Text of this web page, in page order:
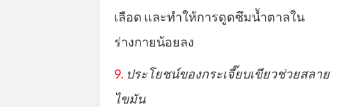
เลือด และทำให้การดูดซึมน้ำตาลใน
ร่างกายน้อยลง
9. ประโยชน์ของกระเจี๊ยบเขียวช่วยสลาย
ไขมัน